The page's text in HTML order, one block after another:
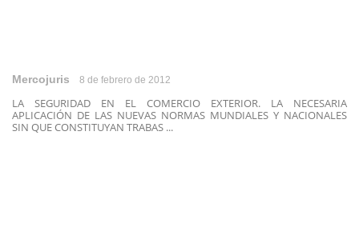
Mercojuris 8 de febrero de 2012
LA SEGURIDAD EN EL COMERCIO EXTERIOR. LA NECESARIA
APLICACIÓN DE LAS NUEVAS NORMAS MUNDIALES Y NACIONALES
SIN QUE CONSTITUYAN TRABAS ...